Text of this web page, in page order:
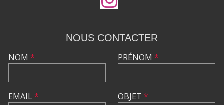
NOUS CONTACTER
NOM *
EMAIL*
PRÉNOM *
OBJET *